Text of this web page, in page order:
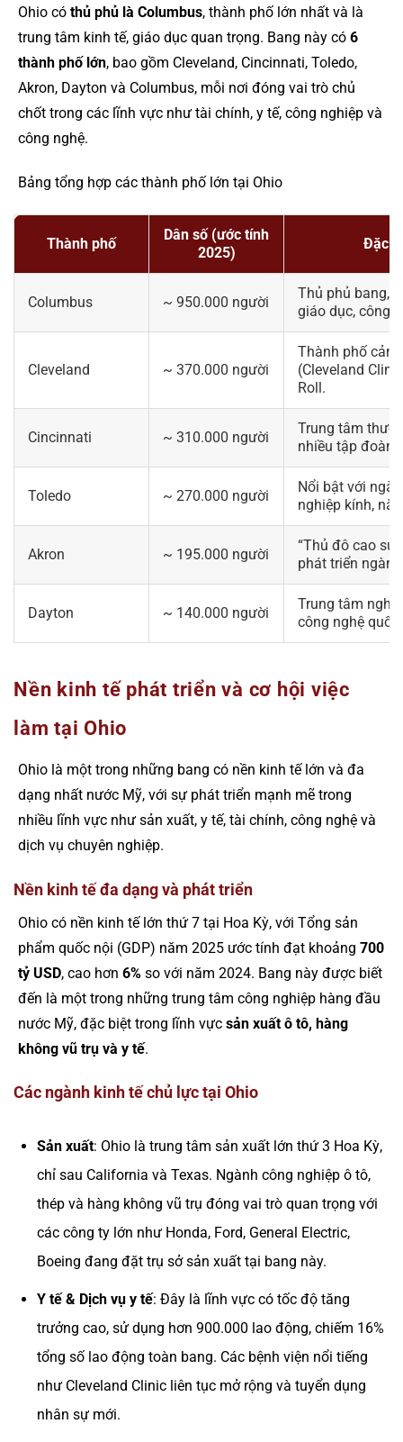
Ohio có thủ phủ là Columbus, thành phố lớn nhất và là
trung tâm kinh tế, giáo dục quan trọng. Bang này có 6
thành phố lớn, bao gồm Cleveland, Cincinnati, Toledo,
Akron, Dayton và Columbus, mỗi nơi đóng vai trò chủ
chốt trong các lĩnh vực như tài chính, y tế, công nghiệp và
công nghệ.
Bảng tổng hợp các thành phố lớn tại Ohio
Thành phố
Dân số (ước tính
2025)
Đặc
Columbus ~ 950.000 người
Thủ phủ bang,
giáo dục, công
Cleveland ~ 370.000 người
Thành phố
(Cleveland
Roll.
Cincinnati ~ 310.000 người
Trung tâm
nhiều tập đoàn
Toledo ~ 270.000 người
Nổi bật với
nghiệp kính,
Akron ~ 195.000 người
“Thủ đô cao
phát triển
Dayton ~ 140.000 người
Trung tâm
công nghệ
Nền kinh tế phát triển và cơ hội việc
làm tại Ohio
Ohio là một trong những bang có nền kinh tế lớn và đa
dạng nhất nước Mỹ, với sự phát triển mạnh mẽ trong
nhiều lĩnh vực như sản xuất, y tế, tài chính, công nghệ và
dịch vụ chuyên nghiệp.
Nền kinh tế đa dạng và phát triển
Ohio có nền kinh tế lớn thứ 7 tại Hoa Kỳ, với Tổng sản
phẩm quốc nội (GDP) năm 2025 ước tính đạt khoảng 700
tỷ USD, cao hơn 6% so với năm 2024. Bang này được biết
đến là một trong những trung tâm công nghiệp hàng đầu
nước Mỹ, đặc biệt trong lĩnh vực sản xuất ô tô, hàng
không vũ trụ và y tế.
Các ngành kinh tế chủ lực tại Ohio
Sản xuất: Ohio là trung tâm sản xuất lớn thứ 3 Hoa Kỳ,
chỉ sau California và Texas. Ngành công nghiệp ô tô,
thép và hàng không vũ trụ đóng vai trò quan trọng với
các công ty lớn như Honda, Ford, General Electric,
Boeing đang đặt trụ sở sản xuất tại bang này.
Y tế & Dịch vụ y tế: Đây là lĩnh vực có tốc độ tăng
trưởng cao, sử dụng hơn 900.000 lao động, chiếm 16%
tổng số lao động toàn bang. Các bệnh viện nổi tiếng
như Cleveland Clinic liên tục mở rộng và tuyển dụng
nhân sự mới.